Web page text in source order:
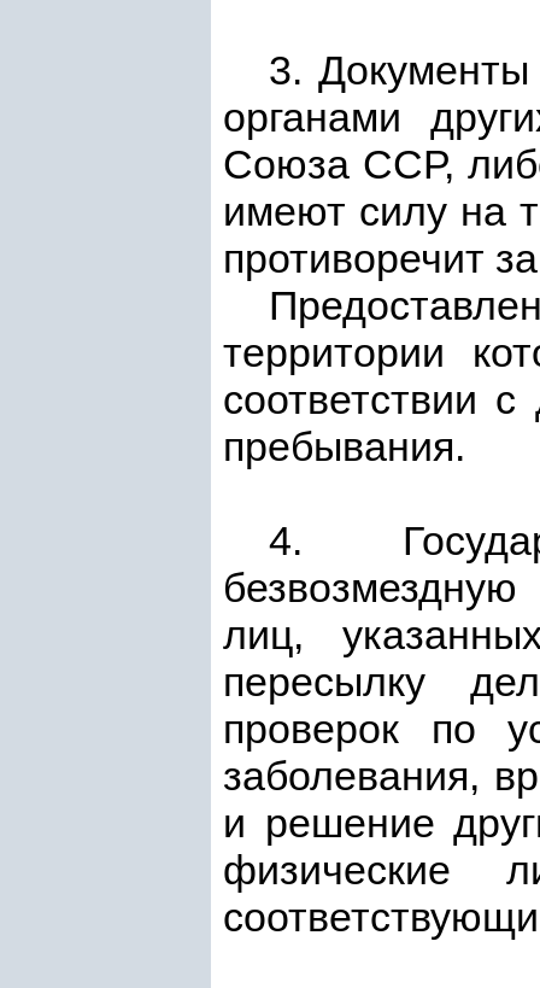
3.
органами
Союза ССР,
имеют силу на
противоречит
территории
соответствии
пребывания.
4.
лиц,
пересылку
проверок по
заболевания,
и решение
физические